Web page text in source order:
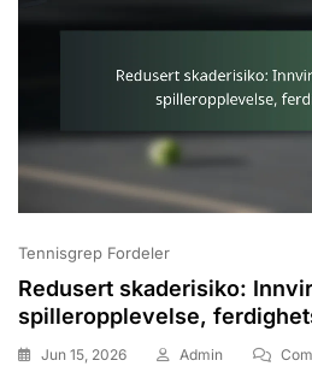
Tennisgrep Fordeler
Redusert skaderisiko:
spilleropplevelse,
Jun 15, 2026 Admin